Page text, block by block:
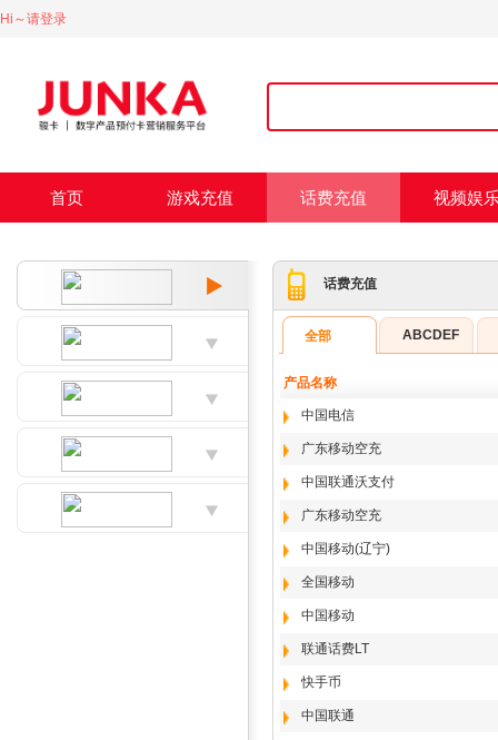
Hi～请登录
首页 游戏充值 话费充值 视频娱
话费充值
全部 ABCDEF
产品名称
中国电信
广东移动空充
中国联通沃支付
广东移动空充
中国移动(辽宁)
全国移动
中国移动
联通话费LT
快手币
中国联通